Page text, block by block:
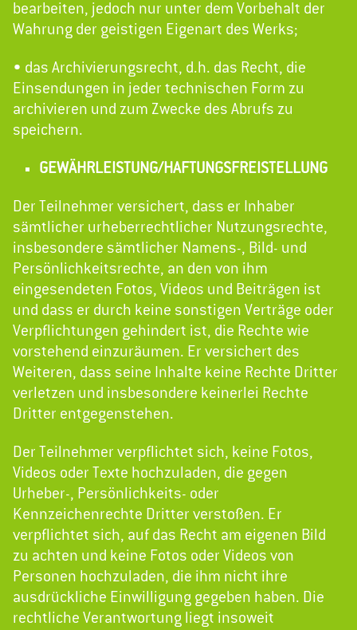
bearbeiten, jedoch nur unter dem Vorbehalt der
Wahrung der geistigen Eigenart des Werks;
• das Archivierungsrecht, d.h. das Recht, die
Einsendungen in jeder technischen Form zu
archivieren und zum Zwecke des Abrufs zu
speichern.
GEWÄHRLEISTUNG/HAFTUNGSFREISTELLUNG
Der Teilnehmer versichert, dass er Inhaber
sämtlicher urheberrechtlicher Nutzungsrechte,
insbesondere sämtlicher Namens-, Bild- und
Persönlichkeitsrechte, an den von ihm
eingesendeten Fotos, Videos und Beiträgen ist
und dass er durch keine sonstigen Verträge oder
Verpflichtungen gehindert ist, die Rechte wie
vorstehend einzuräumen. Er versichert des
Weiteren, dass seine Inhalte keine Rechte Dritter
verletzen und insbesondere keinerlei Rechte
Dritter entgegenstehen.
Der Teilnehmer verpflichtet sich, keine Fotos,
Videos oder Texte hochzuladen, die gegen
Urheber-, Persönlichkeits- oder
Kennzeichenrechte Dritter verstoßen. Er
verpflichtet sich, auf das Recht am eigenen Bild
zu achten und keine Fotos oder Videos von
Personen hochzuladen, die ihm nicht ihre
ausdrückliche Einwilligung gegeben haben. Die
rechtliche Verantwortung liegt insoweit